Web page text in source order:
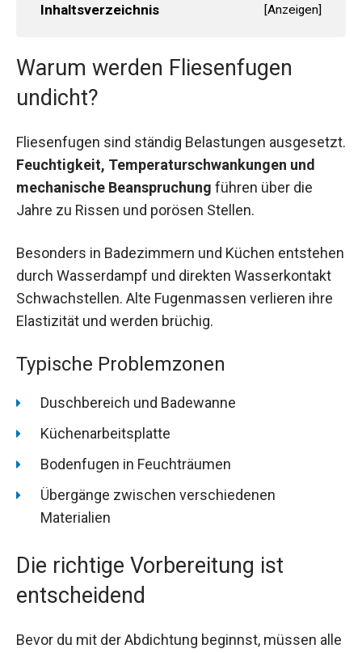
Inhaltsverzeichnis [Anzeigen]
Warum werden Fliesenfugen
undicht?
Fliesenfugen sind ständig Belastungen ausgesetzt.
Feuchtigkeit, Temperaturschwankungen und
mechanische Beanspruchung führen über die
Jahre zu Rissen und porösen Stellen.
Besonders in Badezimmern und Küchen entstehen
durch Wasserdampf und direkten Wasserkontakt
Schwachstellen. Alte Fugenmassen verlieren ihre
Elastizität und werden brüchig.
Typische Problemzonen
Duschbereich und Badewanne
Küchenarbeitsplatte
Bodenfugen in Feuchträumen
Übergänge zwischen verschiedenen
Materialien
Die richtige Vorbereitung ist
entscheidend
Bevor du mit der Abdichtung beginnst, müssen alle